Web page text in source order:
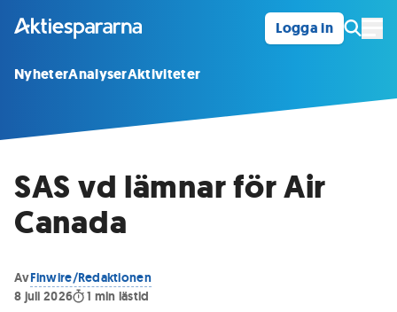
Logga in
NyheterAnalyserAktiviteter
SAS vd lämnar för Air
Canada
AvFinwire/Redaktionen
8 juli 2026
1 min lästid